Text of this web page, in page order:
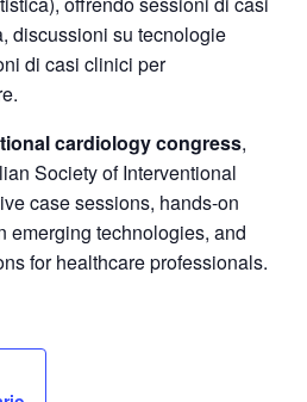
discussioni su tecnologie
di casi clinici per
cardiology congress,
Society of Interventional
case sessions, hands-on
emerging technologies, and
for healthcare professionals.